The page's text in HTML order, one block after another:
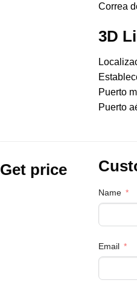
Correa
3D
Puerto
Puerto
Get price
Name
Email